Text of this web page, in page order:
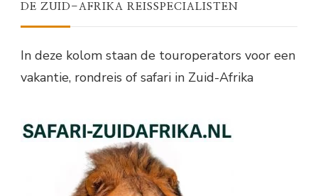
DE ZUID-AFRIKA REISSPECIALISTEN
In deze kolom staan de touroperators voor een
vakantie, rondreis of safari in Zuid-Afrika